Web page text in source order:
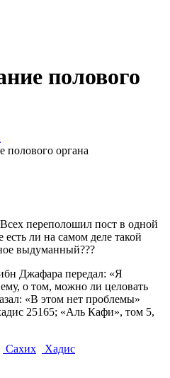
полового
полового органа
переполошил пост в одной
ли на самом деле такой
выдуманный???
Джафара передал: «Я
о том, можно ли целовать
«В этом нет проблемы»
25165; «Аль Кафи», том 5,
Сахих
Хадис